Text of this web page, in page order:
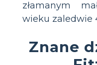
złamanym
wieku zaledwie
Znane